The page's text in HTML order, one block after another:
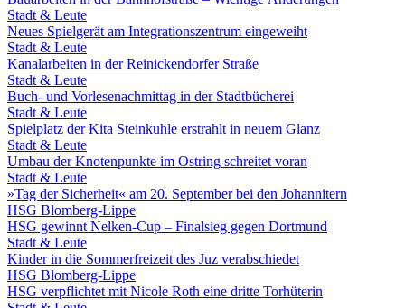
Stadt & Leute
Neues Spielgerät am Integrationszentrum eingeweiht
Stadt & Leute
Kanalarbeiten in der Reinickendorfer Straße
Stadt & Leute
Buch- und Vorlesenachmittag in der Stadtbücherei
Stadt & Leute
Spielplatz der Kita Steinkuhle erstrahlt in neuem Glanz
Stadt & Leute
Umbau der Knotenpunkte im Ostring schreitet voran
Stadt & Leute
»Tag der Sicherheit« am 20. September bei den Johannitern
HSG Blomberg-Lippe
HSG gewinnt Nelken-Cup – Finalsieg gegen Dortmund
Stadt & Leute
Kinder in die Sommerfreizeit des Juz verabschiedet
HSG Blomberg-Lippe
HSG verpflichtet mit Nicole Roth eine dritte Torhüterin